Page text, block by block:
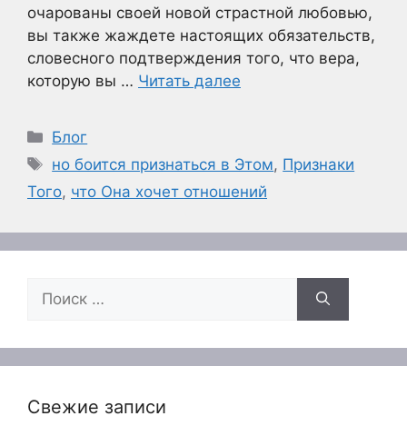
очарованы своей новой страстной любовью,
вы также жаждете настоящих обязательств,
словесного подтверждения того, что вера,
которую вы … Читать далее
Рубрики
Блог
Метки
но боится признаться в Этом, Признаки
Того, что Она хочет отношений
Поиск:
Свежие записи